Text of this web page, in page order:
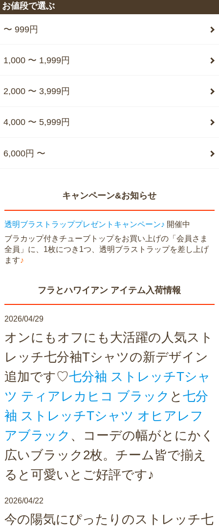
お値段で選ぶ
〜 999円
1,000 〜 1,999円
2,000 〜 3,999円
4,000 〜 5,999円
6,000円 〜
キャンペーン&お知らせ
透明ブラストラッププレゼントキャンペーン♪ 開催中
ブラカップ付きチューブトップをお買い上げの「会員さま
全員」に、1枚につき1つ、透明ブラストラップを差し上げ
ます♪
フラとハワイアン アイテム入荷情報
2026/04/29
オンにもオフにも大活躍の人気スト
レッチ七分袖Tシャツの新デザイン
追加です♡七分袖 ストレッチTシャ
ツ ティアレカヒコ ブラック と 七分
袖 ストレッチTシャツ オヒアレフ
アブラック 、コーデの幅がとにかく
広いブラック2枚。チーム皆で揃え
ると可愛いとご好評です♪
2026/04/22
今の陽気にぴったりのストレッチ七